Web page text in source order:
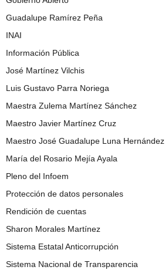
Guadalupe Ramírez Peña
INAI
Información Pública
José Martínez Vilchis
Luis Gustavo Parra Noriega
Maestra Zulema Martínez Sánchez
Maestro Javier Martínez Cruz
Maestro José Guadalupe Luna Hernández
María del Rosario Mejía Ayala
Pleno del Infoem
Protección de datos personales
Rendición de cuentas
Sharon Morales Martínez
Sistema Estatal Anticorrupción
Sistema Nacional de Transparencia